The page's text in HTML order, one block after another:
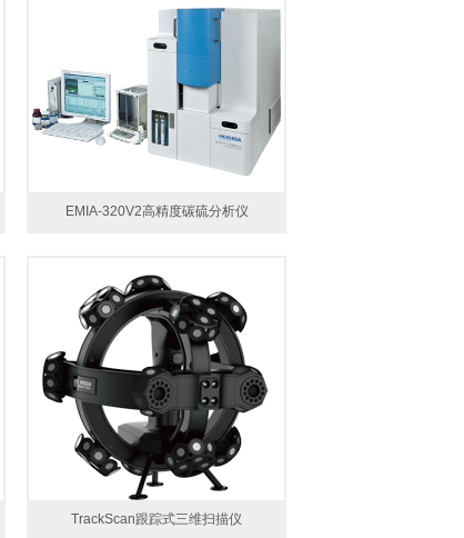
EMIA-320V2高精度碳硫分析仪
TrackScan跟踪式三维扫描仪